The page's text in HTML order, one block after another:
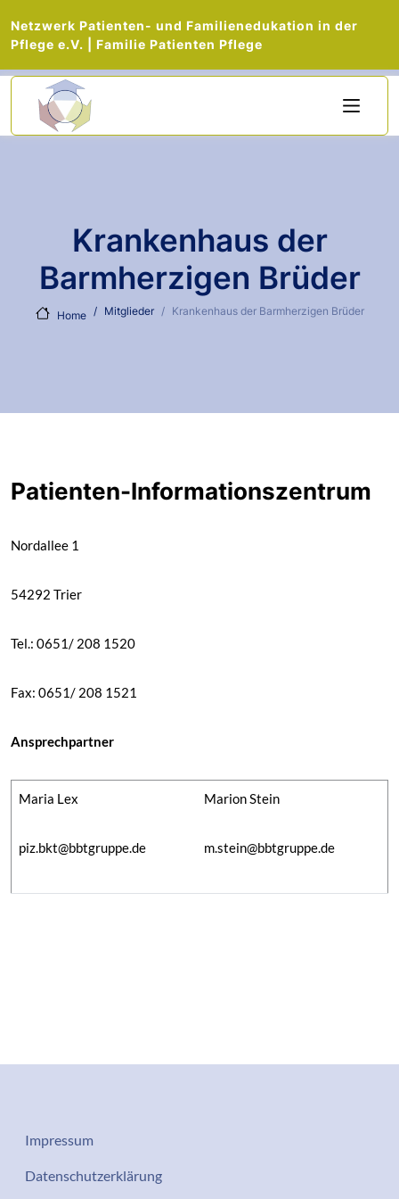
Netzwerk Patienten- und Familienedukation in der
Pflege e.V. | Familie Patienten Pflege
Krankenhaus der
Barmherzigen Brüder
Home Mitglieder Krankenhaus der Barmherzigen Brüder
Patienten-Informationszentrum
Nordallee 1
54292 Trier
Tel.: 0651/ 208 1520
Fax: 0651/ 208 1521
Ansprechpartner
Maria Lex
piz.bkt@bbtgruppe.de
Marion Stein
m.stein@bbtgruppe.de
Datenschutz-Impressum
Impressum
Services
Datenschutzerklärung